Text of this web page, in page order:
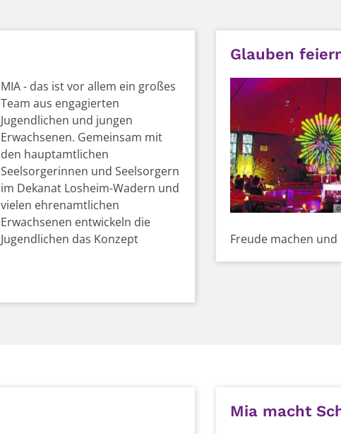
MIA - das ist vor allem ein großes
Team aus engagierten
Jugendlichen und jungen
Erwachsenen. Gemeinsam mit
den hauptamtlichen
Seelsorgerinnen und Seelsorgern
im Dekanat Losheim-Wadern und
vielen ehrenamtlichen
Erwachsenen entwickeln die
Jugendlichen das Konzept
Glauben
©
Freude machen
Mia macht